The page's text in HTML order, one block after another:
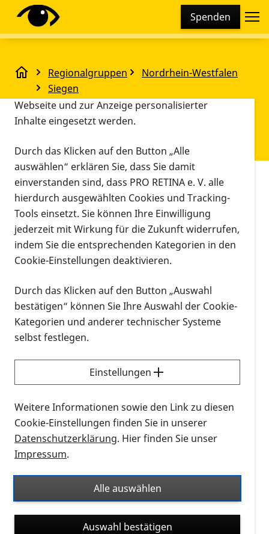
Spenden
Regionalgruppen
Nordrhein-Westfalen
Siegen
Regionalgruppentreffen zum Thema "Mobilität
Regionalgruppentreffen zum
Thema "Mobilität mit
Sehbehinderung und Blindheit"
Vorlesen
Informationen zum Termin
14.09.2024, 10:00
Uhr– 12:00 Uhr Veranstaltungsort
Konferenz "Paratötischer
NRW", Siegen-Weidenau
Veranstaltung "Mobil mit Sehbehinderung
September 2024
Sie verletzen sich oft, weil Sie Stufen übersehen oder
Oder Sie trauen sich nicht mehr, alleine Ihre
Wohnung zu verlassen?
Der Grund hierfür ist Ihre Sehbehinderung oder
Es gibt einen Ausweg aus Ihrer stark
eingeschränkten Mobilität:
Diese Webseite setzt verschiedene Cookies und
Tracking-Tools ein. Dies beinhaltet Cookies und
technisch notwendig sind, die zu statistischen
Zwecken sowie zur besseren Bedienbarkeit der
Webseite und zur Anzeige personalisierter
Inhalte eingesetzt werden.
Durch das Klicken auf den Button „Alle
auswählen“ erklären Sie, dass Sie damit
einverstanden sind, dass PRO RETINA e. V. alle
hierdurch ausgewählten Cookies und Tracking-
Tools einsetzt. Sie können Ihre Einwilligung
jederzeit mit Wirkung für die Zukunft widerrufen,
indem Sie die entsprechenden Kategorien in den
Cookie-Einstellungen deaktivieren.
Durch das Klicken auf den Button „Auswahl
bestätigen“ können Sie Ihre Auswahl der Cookie-
Kategorien und anderer technischer Systeme
selbst festlegen.
Einstellungen
Weitere Informationen sowie den Link zu diesen
Cookie-Einstellungen finden Sie in unserer
Datenschutzerklärung. Hier finden Sie unser
Impressum.
Alle auswählen
Auswahl bestätigen